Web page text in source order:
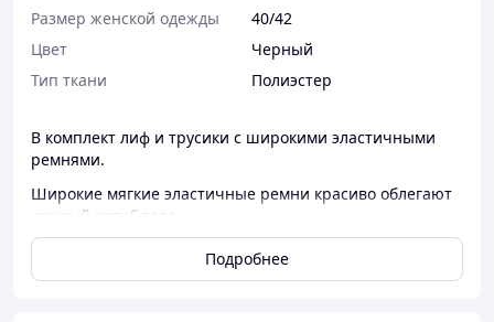
Размер женской одежды
40/42
Цвет
Черный
Тип ткани
Полиэстер
В комплект лиф и трусики с широкими эластичными
ремнями.
Широкие мягкие эластичные ремни красиво облегают
каждый изгиб тела.
Размерная сетка: S (40/42), M (42/44), L (44/46).
Подробнее